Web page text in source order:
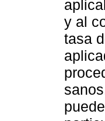
y al
tasa